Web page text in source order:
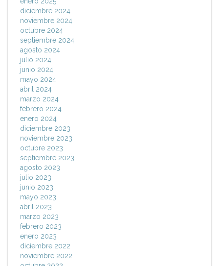
diciembre 2024
noviembre 2024
octubre 2024
septiembre 2024
agosto 2024
julio 2024
junio 2024
mayo 2024
abril 2024
marzo 2024
febrero 2024
enero 2024
diciembre 2023
noviembre 2023
octubre 2023
septiembre 2023
agosto 2023
julio 2023
junio 2023
mayo 2023
abril 2023
marzo 2023
febrero 2023
enero 2023
diciembre 2022
noviembre 2022